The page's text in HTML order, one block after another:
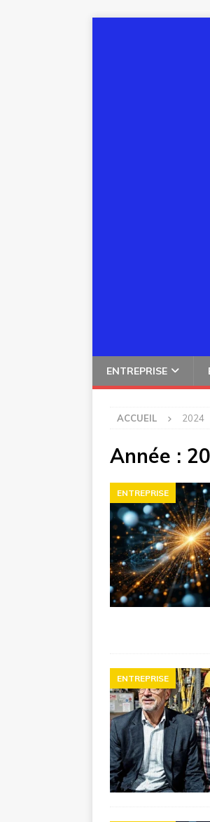
ENTREPRISE
ACCUEIL 2024
Année :
ENTREPRISE
ENTREPRISE